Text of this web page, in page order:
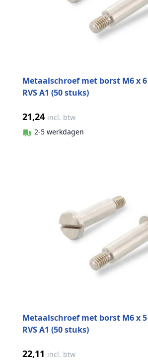
Metaalschroef met borst M6 x
RVS A1 (50 stuks)
21,24 incl. btw
2-5 werkdagen
Metaalschroef met borst M6 x
RVS A1 (50 stuks)
22,11 incl. btw